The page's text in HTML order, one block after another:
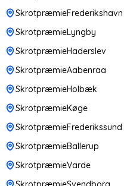
SkrotpræmieFrederikshavn
SkrotpræmieLyngby
SkrotpræmieHaderslev
SkrotpræmieAabenraa
SkrotpræmieHolbæk
SkrotpræmieKøge
SkrotpræmieFrederikssund
SkrotpræmieBallerup
SkrotpræmieVarde